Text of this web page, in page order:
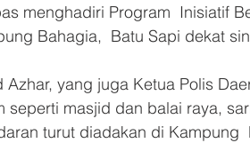
menghadiri Program  Inisiatif
Bahagia,  Batu Sapi dekat
Azhar, yang juga Ketua Polis
seperti masjid dan balai raya,
turut diadakan di Kampung